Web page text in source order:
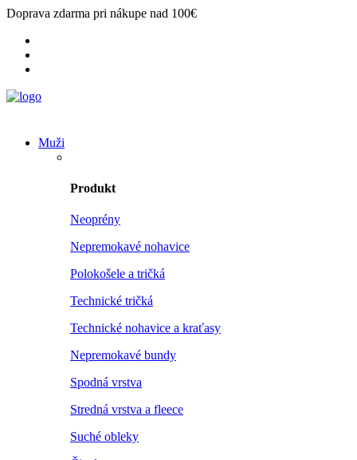
Doprava zdarma pri nákupe nad 100€
Muži
Produkt
Neoprény
Nepremokavé nohavice
Polokošele a tričká
Technické tričká
Technické nohavice a kraťasy
Nepremokavé bundy
Spodná vrstva
Stredná vrstva a fleece
Suché obleky